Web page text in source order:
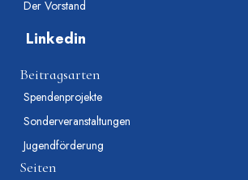
Der Vorstand
Linkedin
Beitragsarten
Spendenprojekte
Sonderveranstaltungen
Jugendförderung
Seiten